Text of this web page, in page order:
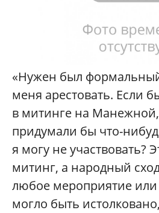
«Нужен был
меня арестовать. Если
в митинге на
придумали бы что-
я могу не участвовать?
митинг, а народный
любое мероприятие
могло быть